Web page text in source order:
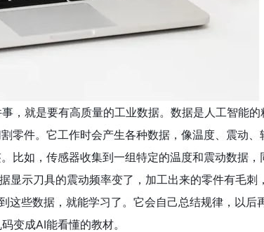
，就是要有高质量的工业数据。数据是人工智能的
零件。它工作时会产生各种数据，像温度、震动
比如，传感器收集到一组特定的温度和震动数据，
显示刀具的震动频率变了，加工出来的零件有毛刺
这些数据，就能学习了。它会自己总结规律，以后
变成AI能看懂的教材。